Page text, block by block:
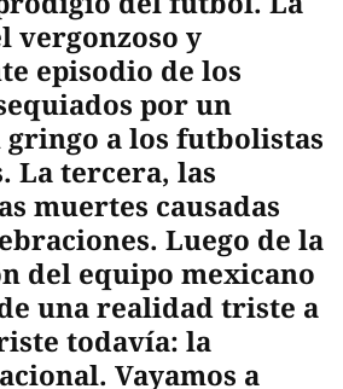
vergonzoso y
episodio de los
por un
a los futbolistas
La tercera, las
muertes causadas
Luego de la
del equipo mexicano
una realidad triste a
todavía: la
Vayamos a